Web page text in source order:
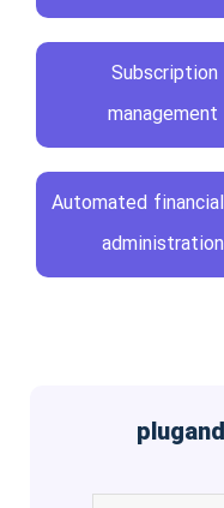
Subscription
management
Automated financial
administration